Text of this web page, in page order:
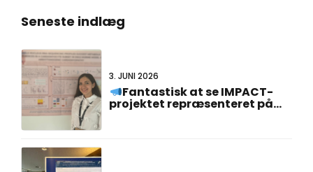
Seneste indlæg
3. JUNI 2026
Fantastisk at se IMPACT-
projektet repræsenteret på